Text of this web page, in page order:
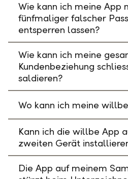
Wie kann ich meine App
fünfmaliger falscher
entsperren lassen?
Wie kann ich meine
Kundenbeziehung
saldieren?
Wo kann ich meine
Kann ich die willbe App
zweiten Gerät
Die App auf meinem